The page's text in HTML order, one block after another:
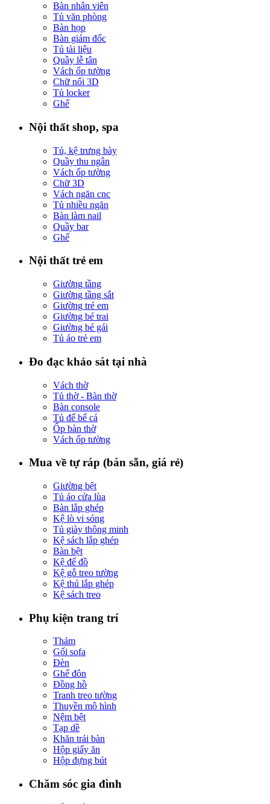
Bàn nhân viên
Tủ văn phòng
Bàn họp
Bàn giám đốc
Tủ tài liệu
Quầy lễ tân
Vách ốp tường
Chữ nổi 3D
Tủ locker
Ghế
Nội thất shop, spa
Tủ, kệ trưng bày
Quầy thu ngân
Vách ốp tường
Chữ 3D
Vách ngăn cnc
Tủ nhiều ngăn
Bàn làm nail
Quầy bar
Ghế
Nội thất trẻ em
Giường tầng
Giường tầng sắt
Giường trẻ em
Giường bé trai
Giường bé gái
Tủ áo trẻ em
Đo đạc khảo sát tại nhà
Vách thờ
Tủ thờ - Bàn thờ
Bàn console
Tủ để bể cá
Ốp bàn thờ
Vách ốp tường
Mua về tự ráp (bán sẵn, giá rẻ)
Giường bệt
Tủ áo cửa lùa
Bàn lắp ghép
Kệ lò vi sóng
Tủ giày thông minh
Kệ sách lắp ghép
Bàn bệt
Kệ để đồ
Kệ gỗ treo tường
Kệ thú lắp ghép
Kệ sách treo
Phụ kiện trang trí
Thảm
Gối sofa
Đèn
Ghế đôn
Đồng hồ
Tranh treo tường
Thuyền mô hình
Nệm bệt
Tạp dề
Khăn trải bàn
Hộp giấy ăn
Hộp đựng bút
Chăm sóc gia đình